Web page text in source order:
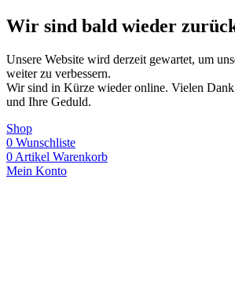
Wir sind bald wieder
Unsere Website wird derzeit gewartet, um
weiter zu verbessern.
Wir sind in Kürze wieder online. Vielen
und Ihre Geduld.
Shop
0 Wunschliste
0 Artikel Warenkorb
Mein Konto